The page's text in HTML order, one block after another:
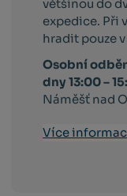
většinou do
expedice. Při
hradit pouze
Osobní odběr
dny 13:00 –
Náměšť nad
Více